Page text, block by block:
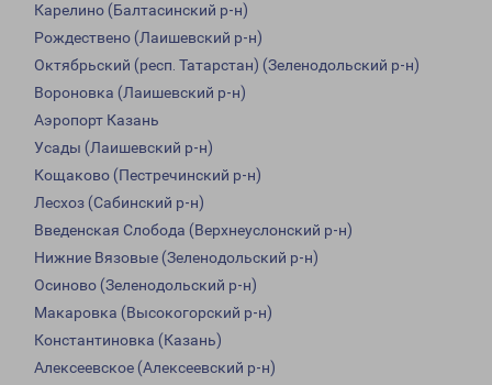
Карелино (Балтасинский р-н)
Рождествено (Лаишевский р-н)
Октябрьский (респ. Татарстан) (Зеленодольский р-н)
Вороновка (Лаишевский р-н)
Аэропорт Казань
Усады (Лаишевский р-н)
Кощаково (Пестречинский р-н)
Лесхоз (Сабинский р-н)
Введенская Слобода (Верхнеуслонский р-н)
Нижние Вязовые (Зеленодольский р-н)
Осиново (Зеленодольский р-н)
Макаровка (Высокогорский р-н)
Константиновка (Казань)
Алексеевское (Алексеевский р-н)